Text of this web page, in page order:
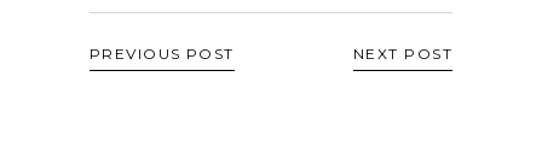
PREVIOUS POST NEXT POST